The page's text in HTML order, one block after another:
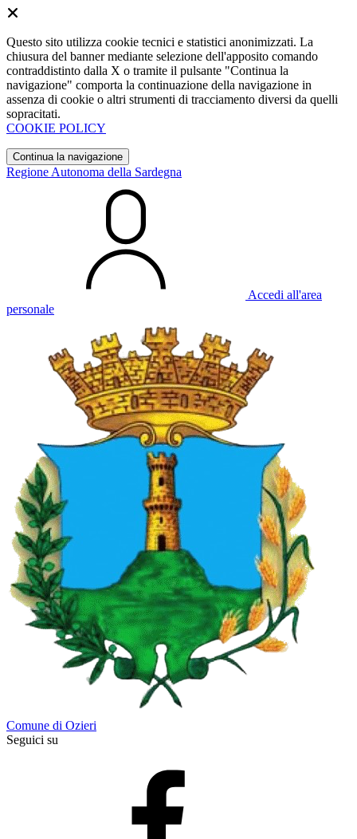
Questo sito utilizza cookie tecnici e statistici anonimizzati. La
chiusura del banner mediante selezione dell'apposito comando
contraddistinto dalla X o tramite il pulsante "Continua la
navigazione" comporta la continuazione della navigazione in
assenza di cookie o altri strumenti di tracciamento diversi da quelli
sopracitati.
COOKIE POLICY
Continua la navigazione
Regione Autonoma della Sardegna
Accedi all'area
personale
Comune di Ozieri
Seguici su